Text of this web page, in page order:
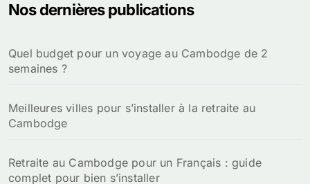
Nos dernières publications
Quel budget pour un voyage au Cambodge de 2
semaines ?
Meilleures villes pour s’installer à la retraite au
Cambodge
Retraite au Cambodge pour un Français : guide
complet pour bien s’installer